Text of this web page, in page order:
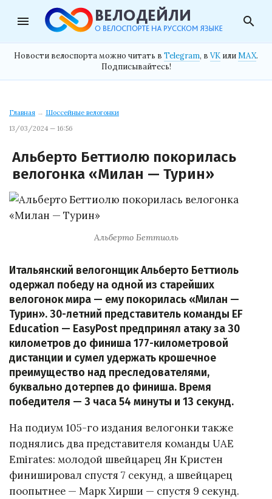
menu search
Новости велоспорта можно читать в Telegram, в VK илиMAX.
Подписывайтесь!
Главная → Шоссейные велогонки
13/03/2024 — 16:56
Альберто Беттиолю покорилась
велогонка «Милан — Турин»
Альберто Беттиоль
Итальянский велогонщик Альберто Беттиоль
одержал победу на одной из старейших
велогонок мира — ему покорилась «Милан —
Турин». 30-летний представитель команды EF
Education — EasyPost предпринял атаку за 30
километров до финиша 177-километровой
дистанции и сумел удержать крошечное
преимущество над преследователями,
буквально дотерпев до финиша. Время
победителя — 3 часа 54 минуты и 13 секунд.
На подиум 105-го издания велогонки также
поднялись два представителя команды UAE
Emirates: молодой швейцарец Ян Кристен
финишировал спустя 7 секунд, а швейцарец
поопытнее — Марк Хирши — спустя 9 секунд.